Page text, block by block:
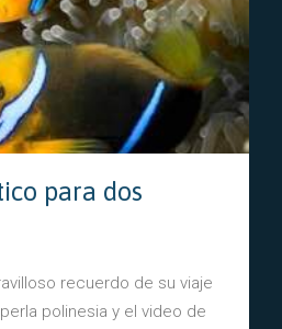
para dos
recuerdo de su viaje
polinesia y el video de